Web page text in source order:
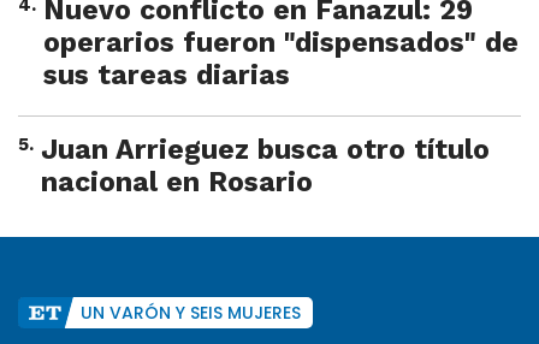
4.
Nuevo conflicto en Fanazul: 29
operarios fueron "dispensados" de
sus tareas diarias
5. Juan Arrieguez busca otro título
nacional en Rosario
UN VARÓN Y SEIS MUJERES